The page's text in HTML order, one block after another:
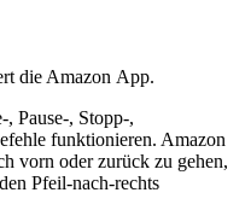
die Amazon App.
Pause-, Stopp-,
funktionieren. Amazon
vorn oder zurück zu gehen,
Pfeil-nach-rechts